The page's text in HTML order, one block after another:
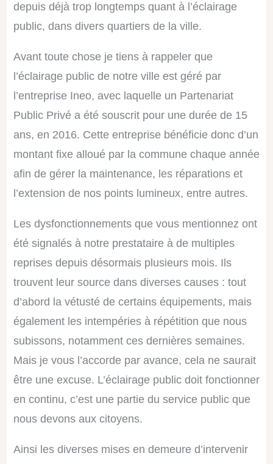
depuis déjà trop longtemps quant à l’éclairage
public, dans divers quartiers de la ville.
Avant toute chose je tiens à rappeler que
l’éclairage public de notre ville est géré par
l’entreprise Ineo, avec laquelle un Partenariat
Public Privé a été souscrit pour une durée de 15
ans, en 2016. Cette entreprise bénéficie donc d’un
montant fixe alloué par la commune chaque année
afin de gérer la maintenance, les réparations et
l’extension de nos points lumineux, entre autres.
Les dysfonctionnements que vous mentionnez ont
été signalés à notre prestataire à de multiples
reprises depuis désormais plusieurs mois. Ils
trouvent leur source dans diverses causes : tout
d’abord la vétusté de certains équipements, mais
également les intempéries à répétition que nous
subissons, notamment ces dernières semaines.
Mais je vous l’accorde par avance, cela ne saurait
être une excuse. L’éclairage public doit fonctionner
en continu, c’est une partie du service public que
nous devons aux citoyens.
Ainsi les diverses mises en demeure d’intervenir